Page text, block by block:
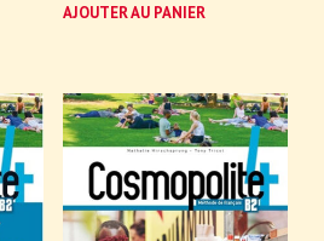
AJOUTER AU PANIER